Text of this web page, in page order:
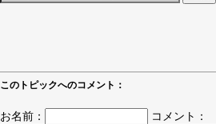
このトピックへのコメント：
お名前：
コメント：